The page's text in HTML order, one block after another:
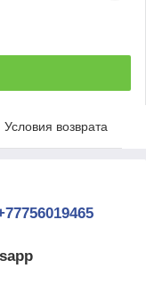
Условия возврата